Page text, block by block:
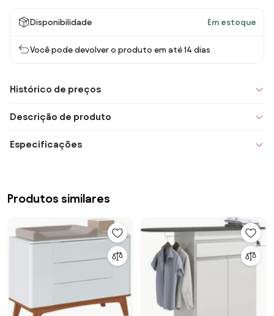
Disponibilidade Em estoque
Você pode devolver o produto em até 14 dias
Histórico de preços
Descrição de produto
Especificações
Produtos similares